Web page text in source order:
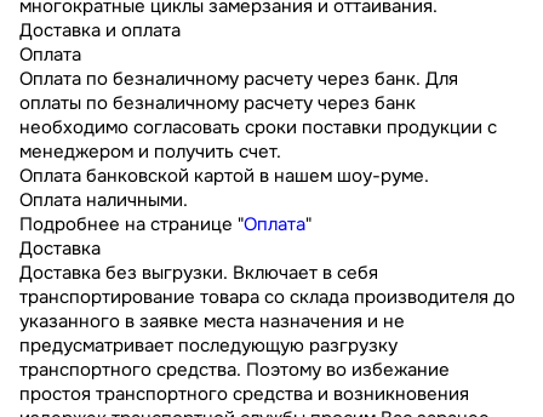
многократные циклы замерзания и оттаивания.
Доставка и оплата
Оплата
Оплата по безналичному расчету через банк. Для
оплаты по безналичному расчету через банк
необходимо согласовать сроки поставки продукции с
менеджером и получить счет.
Оплата банковской картой в нашем шоу-руме.
Оплата наличными.
Подробнее на странице "Оплата"
Доставка
Доставка без выгрузки. Включает в себя
транспортирование товара со склада производителя до
указанного в заявке места назначения и не
предусматривает последующую разгрузку
транспортного средства. Поэтому во избежание
простоя транспортного средства и возникновения